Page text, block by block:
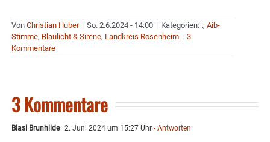
Von Christian Huber | So. 2.6.2024 - 14:00 | Kategorien: ., Aib-
Stimme, Blaulicht & Sirene, Landkreis Rosenheim | 3
Kommentare
3 Kommentare
Blasi Brunhilde 2. Juni 2024 um 15:27 Uhr - Antworten